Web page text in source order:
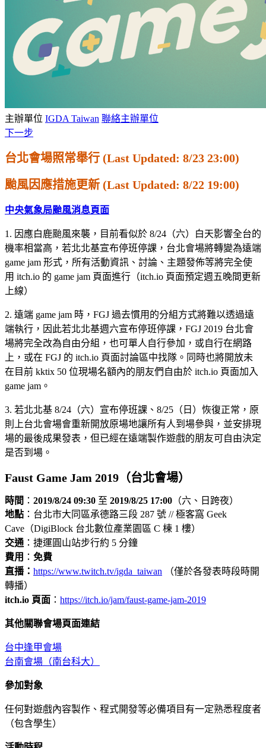
主辦單位 IGDA Taiwan 聯絡主辦單位
下一步
台北會場照常舉行 (Last Updated: 8/23 23:00)
颱風因應措施更新 (Last Updated: 8/22 19:00)
中央氣象局颱風消息頁面
1. 因應白鹿颱風來襲，目前看似於 8/24（六）白天影響全台的
機率相當高，若北北基宣布停班停課，台北會場將轉變為遠端
game jam 形式，所有活動資訊、討論、主題發佈等將完全使
用 itch.io 的 game jam 頁面進行（itch.io 頁面預定週五晚間更新
上線）
2. 遠端 game jam 時，FGJ 過去慣用的分組方式將難以透過遠
端執行，因此若北北基週六宣布停班停課，FGJ 2019 台北會
場將完全改為自由分組，也可單人自行參加，或自行在網路
上，或在 FGJ 的 itch.io 頁面討論區中找隊。同時也將開放未
在目前 kktix 50 位現場名額內的朋友們自由於 itch.io 頁面加入
game jam。
3. 若北北基 8/24（六）宣布停班課、8/25（日）恢復正常，原
則上台北會場會重新開放原場地讓所有人到場參與，並安排現
場的最後成果發表，但已經在遠端製作遊戲的朋友可自由決定
是否到場。
Faust Game Jam 2019（台北會場）
時間 ： 2019/8/24 09:30 至 2019/8/25 17:00 （六、日跨夜）
地點 ： 台北市大同區承德路三段 287 號 //極客窩 Geek
Cave（DigiBlock 台北數位產業園區 C 棟 1 樓）
交通 ：捷運圓山站步行約 5 分鐘
費用 ： 免費
直播： https://www.twitch.tv/igda_taiwan （僅於各發表時段時開
轉播）
itch.io 頁面 ： https://itch.io/jam/faust-game-jam-2019
其他關聯會場頁面連結
台中逢甲會場
台南會場（南台科大）
參加對象
任何對遊戲內容製作、程式開發等必備項目有一定熟悉程度者
（包含學生）